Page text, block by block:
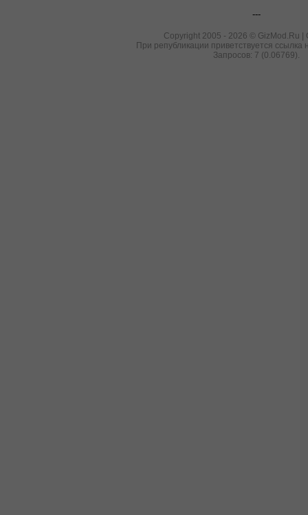
---
Copyright 2005 - 2026 © GizMod.Ru |
При републикации приветствуется ссылка
Запросов: 7 (0.06769).